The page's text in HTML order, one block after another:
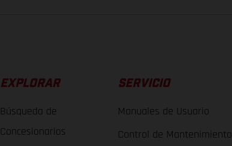
EXPLORAR
Búsqueda de
Concesionarios
SERVICIO
Manuales de Usuario
Control de